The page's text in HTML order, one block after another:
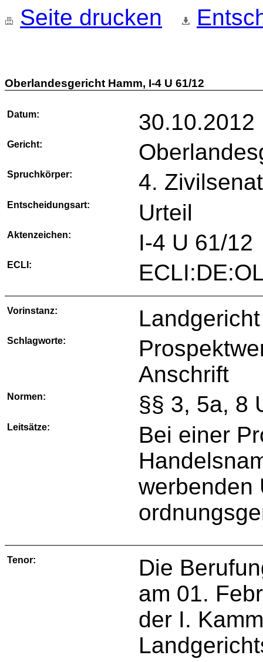
Seite drucken
Oberlandesgericht Hamm, I-4 U 61/12
Datum: 30.10.2012
Gericht:
Spruchkörper: 4. Zivilsenat
Entscheidungsart: Urteil
Aktenzeichen: I-4 U 61/12
ECLI:
Vorinstanz:
Schlagworte:
Anschrift
Normen: §§ 3, 5a, 8
Leitsätze:
Bei einer
werbenden
Tenor:
Die
am 01.
der I.